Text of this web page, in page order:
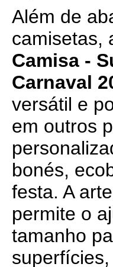
Além de
camisetas,
Camisa -
Carnaval
versátil e
em outros
bonés,
festa. A
permite o
tamanho